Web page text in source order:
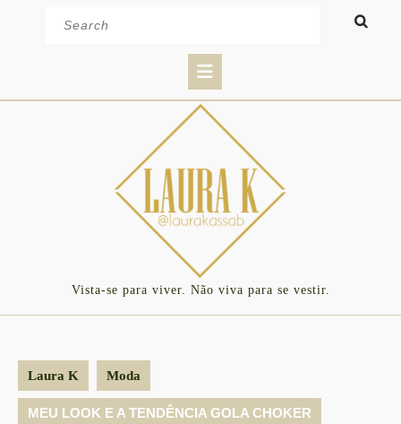
Button
Vista-se para viver. Não viva para se vestir.
Laura K Moda
MEU LOOK E A TENDÊNCIA GOLA CHOKER